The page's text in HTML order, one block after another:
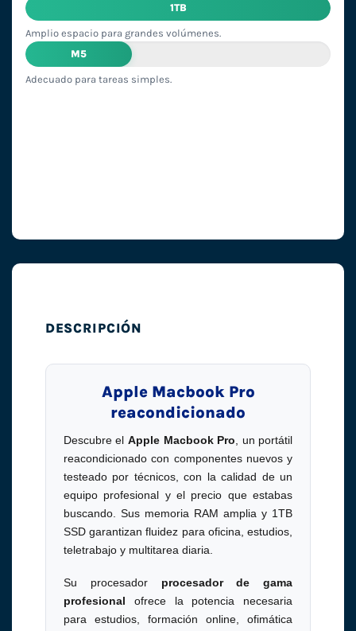
1TB
Amplio espacio para grandes volúmenes.
M5
Adecuado para tareas simples.
DESCRIPCIÓN
Apple Macbook Pro
reacondicionado
Descubre el Apple Macbook Pro , un portátil
reacondicionado con componentes nuevos y
testeado por técnicos, con la calidad de un
equipo profesional y el precio que estabas
buscando. Sus memoria RAM amplia y 1TB
SSD garantizan fluidez para oficina, estudios,
teletrabajo y multitarea diaria.
Su procesador procesador de gama
profesional ofrece la potencia necesaria
para estudios, formación online, ofimática